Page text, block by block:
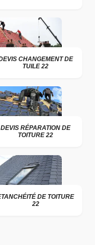
CHANGEMENT DE
TUILE 22
DEVIS RÉPARATION DE
TOITURE 22
DE TOITURE
22